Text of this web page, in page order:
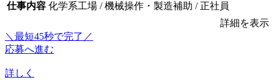
仕事内容 化学系工場 / 機械操作・製造補助 / 正社員
詳細を表示
＼最短45秒で完了／
応募へ進む
詳しく